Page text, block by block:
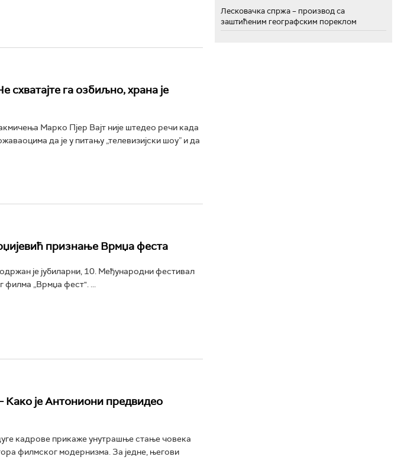
га озбиљно, храна је
Марко Пјер Вајт није штедео речи када
да је у питању „телевизијски шоу” и да
признање Врмџа феста
је јубиларни, 10. Међународни фестивал
филма „Врмџа фест". ...
је Антониони предвидео
кадрове прикаже унутрашње стање човека
филмског модернизма. За једне, његови
Лесковачка спржа – производ са
заштићеним географским пореклом